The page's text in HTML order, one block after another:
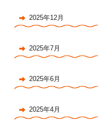
2025年12月
2025年7月
2025年6月
2025年4月